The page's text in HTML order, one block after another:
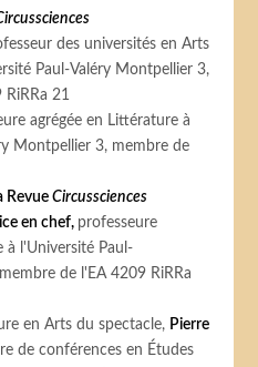
des universités en Arts
Paul-Valéry Montpellier 3,
RiRRa 21
agrégée en Littérature à
Montpellier 3, membre de
Revue Circussciences
en chef, professeure
à l'Université Paul-
de l'EA 4209 RiRRa
en Arts du spectacle, Pierre
de conférences en Études